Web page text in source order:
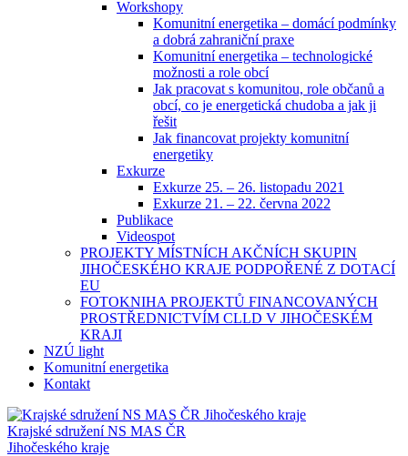
Workshopy
Komunitní energetika – domácí podmínky
a dobrá zahraniční praxe
Komunitní energetika – technologické
možnosti a role obcí
Jak pracovat s komunitou, role občanů a
obcí, co je energetická chudoba a jak ji
řešit
Jak financovat projekty komunitní
energetiky
Exkurze
Exkurze 25. – 26. listopadu 2021
Exkurze 21. – 22. června 2022
Publikace
Videospot
PROJEKTY MÍSTNÍCH AKČNÍCH SKUPIN
JIHOČESKÉHO KRAJE PODPOŘENÉ Z DOTACÍ
EU
FOTOKNIHA PROJEKTŮ FINANCOVANÝCH
PROSTŘEDNICTVÍM CLLD V JIHOČESKÉM
KRAJI
NZÚ light
Komunitní energetika
Kontakt
Krajské sdružení NS MAS ČR
Jihočeského kraje